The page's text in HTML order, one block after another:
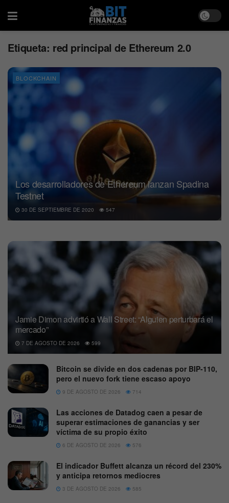
Etiqueta: red principal de Ethereum 2.0
BLOCKCHAIN
Los desarrolladores de Ethereum lanzan Spadina
Testnet
30 DE SEPTIEMBRE DE 2020 547
Jamie Dimon advirtió a Wall Street: “Alguien perturbará el
mercado”
7 DE AGOSTO DE 2026 599
Bitcoin se divide en dos cadenas por BIP-110,
pero el nuevo fork tiene escaso apoyo
9 DE AGOSTO DE 2026 714
Las acciones de Datadog caen a pesar de
superar estimaciones de ganancias y ser
víctima de su propio éxito
6 DE AGOSTO DE 2026 576
El indicador Buffett alcanza un récord del 230%
y anticipa retornos mediocres
3 DE AGOSTO DE 2026 585